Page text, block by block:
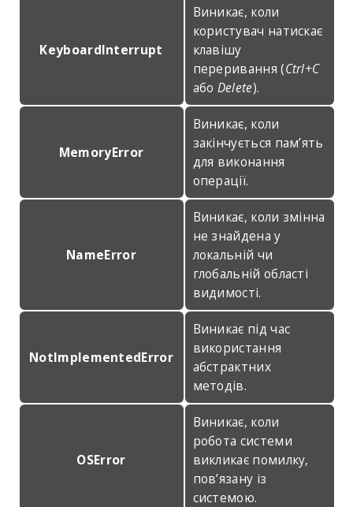
KeyboardInterrupt
Виникає, коли
користувач натискає
клавішу
переривання (Ctrl+C
або Delete).
MemoryError
Виникає, коли
закінчується пам’ять
для виконання
операції.
NameError
Виникає, коли змінна
не знайдена у
локальній чи
глобальній області
видимості.
NotImplementedError
Виникає під час
використання
абстрактних
методів.
OSError
Виникає, коли
робота системи
викликає помилку,
пов’язану із
системою.